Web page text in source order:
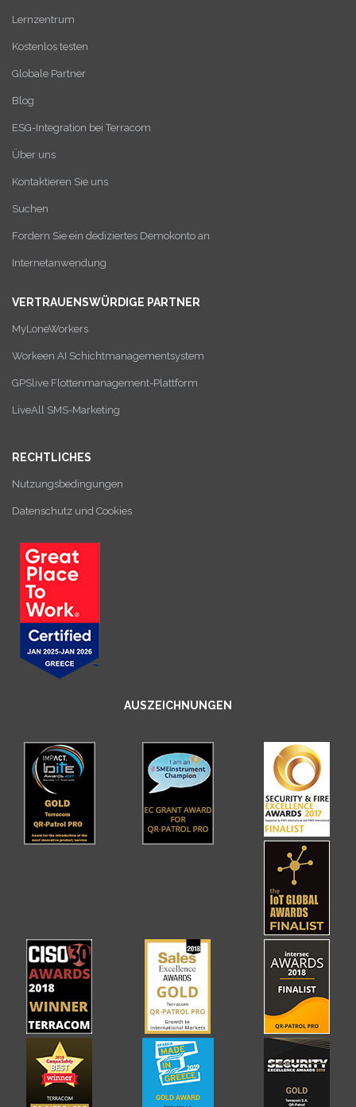
Lernzentrum
Kostenlos testen
Globale Partner
Blog
ESG-Integration bei Terracom
Über uns
Kontaktieren Sie uns
Suchen
Fordern Sie ein dediziertes Demokonto an
Internetanwendung
VERTRAUENSWÜRDIGE PARTNER
MyLoneWorkers
Workeen AI Schichtmanagementsystem
GPSlive Flottenmanagement-Plattform
LiveAll SMS-Marketing
RECHTLICHES
Nutzungsbedingungen
Datenschutz und Cookies
AUSZEICHNUNGEN